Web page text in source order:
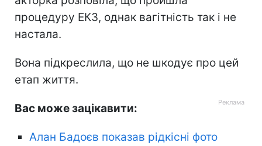
процедуру ЕКЗ, однак вагітність так і не
настала.
Вона підкреслила, що не шкодує про цей
етап життя.
Вас може зацікавити:
Алан Бадоєв показав рідкісні фото